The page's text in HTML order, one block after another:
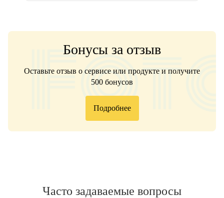
Бонусы за отзыв
Оставьте отзыв о сервисе или продукте и получите
500 бонусов
Подробнее
Часто задаваемые вопросы